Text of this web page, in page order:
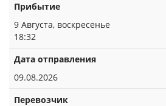
Прибытие
9 Августа, воскресенье
18:32
Дата отправления
09.08.2026
Перевозчик